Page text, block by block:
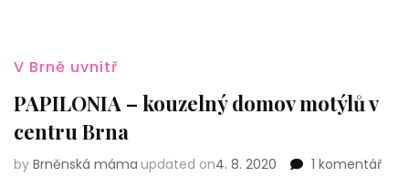
V Brně uvnitř
PAPILONIA – kouzelný domov motýlů v
centru Brna
by Brněnská máma updated on4. 8. 2020 1 komentářu